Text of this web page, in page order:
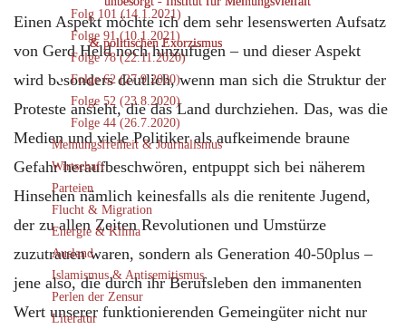
Folg 101 (14.1.2021)
Folge 91 (10.1.2021)
Folge 78 (22.11.2020)
Folge 62 (27.9.2020)
Folge 52 (23.8.2020)
Folge 44 (26.7.2020)
Meinungsfreiheit & Journalismus
Wirtschaft
Parteien
Flucht & Migration
Energie & Klima
Ausland
Islamismus & Antisemitismus
Perlen der Zensur
Literatur
Einen Aspekt möchte ich dem sehr lesenswerten Aufsatz
von Gerd Held noch hinzufügen – und dieser Aspekt
wird besonders deutlich, wenn man sich die Struktur der
Proteste ansieht, die das Land durchziehen. Das, was die
Medien und viele Politiker als aufkeimende braune
Gefahr heraufbeschwören, entpuppt sich bei näherem
Hinsehen nämlich keinesfalls als die renitente Jugend,
der zu allen Zeiten Revolutionen und Umstürze
zuzutrauen waren, sondern als Generation 40-50plus –
jene also, die durch ihr Berufsleben den immanenten
Wert unserer funktionierenden Gemeingüter nicht nur